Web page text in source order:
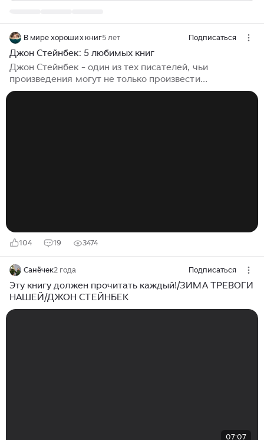
В мире хороших книг5 лет Подписаться
Джон Стейнбек: 5 любимых книг
Джон Стейнбек - один из тех писателей, чьи
произведения могут не только произвести
впечатление, но и перевернуть представление о
104 19 3474
Санёчек2 года Подписаться
Эту книгу должен прочитать каждый!/ЗИМА ТРЕВОГИ
НАШЕЙ/ДЖОН СТЕЙНБЕК
07:07